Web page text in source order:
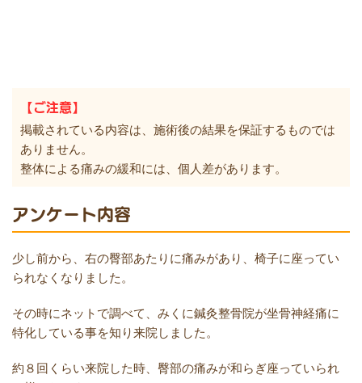
【ご注意】
掲載されている内容は、施術後の結果を保証するものでは
ありません。
整体による痛みの緩和には、個人差があります。
アンケート内容
少し前から、右の臀部あたりに痛みがあり、椅子に座ってい
られなくなりました。
その時にネットで調べて、みくに鍼灸整骨院が坐骨神経痛に
特化している事を知り来院しました。
約８回くらい来院した時、臀部の痛みが和らぎ座っていられ